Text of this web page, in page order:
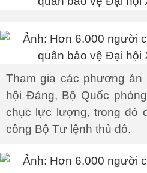
Tham gia các phương
hội Đảng, Bộ Quốc
chục lực lượng, trong đó
công Bộ Tư lệnh thủ đô.